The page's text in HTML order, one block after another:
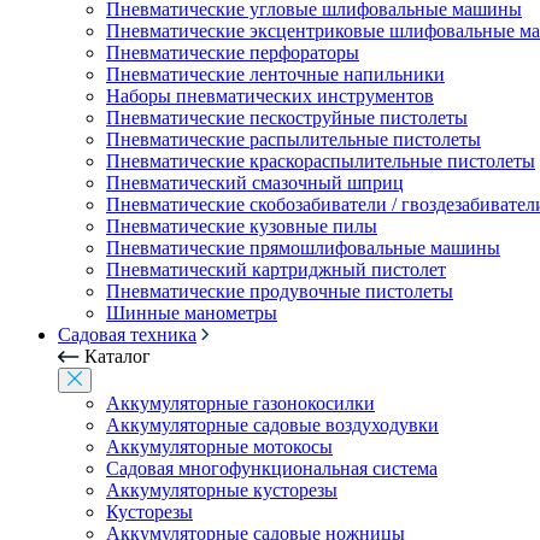
Пневматические угловые шлифовальные машины
Пневматические эксцентриковые шлифовальные
Пневматические перфораторы
Пневматические ленточные напильники
Наборы пневматических инструментов
Пневматические пескоструйные пистолеты
Пневматические распылительные пистолеты
Пневматические краскораспылительные пистолеты
Пневматический смазочный шприц
Пневматические скобозабиватели /
Пневматические кузовные пилы
Пневматические прямошлифовальные машины
Пневматический картриджный пистолет
Пневматические продувочные пистолеты
Шинные манометры
Садовая техника
Каталог
Аккумуляторные газонокосилки
Аккумуляторные садовые воздуходувки
Аккумуляторные мотокосы
Садовая многофункциональная система
Аккумуляторные кусторезы
Кусторезы
Аккумуляторные садовые ножницы